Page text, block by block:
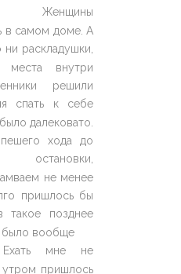
Женщины
в самом доме. А
ни раскладушки,
места внутри
решили
спать к себе
далековато.
хода до
остановки,
не менее
пришлось бы
такое позднее
было вообще
Ехать мне не
пришлось